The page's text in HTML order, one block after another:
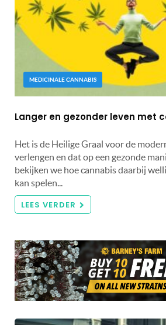
MEDICINALE CANNABIS
Langer en gezonder leven met
Het is de Heilige Graal voor de
verlengen en dat op een gezonde
bekijken we hoe cannabis daarbij
kan spelen...
LEES VERDER